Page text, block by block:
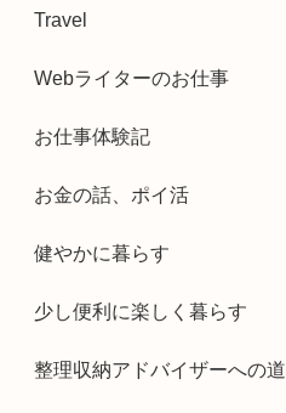
Travel
Webライターのお仕事
お仕事体験記
お金の話、ポイ活
健やかに暮らす
少し便利に楽しく暮らす
整理収納アドバイザーへの道